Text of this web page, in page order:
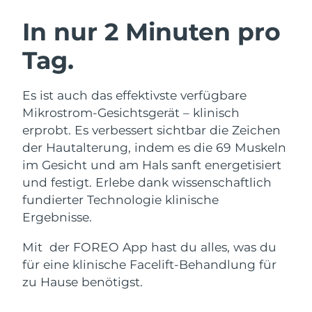
In nur 2 Minuten pro
Tag.
Es ist auch das effektivste verfügbare
Mikrostrom-Gesichtsgerät – klinisch
erprobt. Es verbessert sichtbar die Zeichen
der Hautalterung, indem es die 69 Muskeln
im Gesicht und am Hals sanft energetisiert
und festigt. Erlebe dank wissenschaftlich
fundierter Technologie klinische
Ergebnisse.
Mit der FOREO App hast du alles, was du
für eine klinische Facelift-Behandlung für
zu Hause benötigst.
LUNA™ 4 Set
Anti-aging massage
LUNA™ 4 Plus
Massage, LED heating
LUNA™ 4 Men
For men, anti-aging massage
BEAR™ 2 Set
Microcurrent toning
BEAR™ 2 go
Microcurrent toning on-the-go
BEAR™ 2 eyes & lips
Microcurrent line smoothing device
Hydratisierung
UFO™ 3 Set
Deep facial hydration
UFO™ 3 LED
Near-infrared and red light therapy
device
Mundpflege
issa™ 4
Hybrid silicone sonic toothbrush
issa™ 4 plus
Smart hybrid silicone sonic toothbrush
FAQ™ ANTI-AGING-BEHANDLUNG
Anti-aging
NEW
Österreich Erwartete Lieferung 8/10/26
Bahrain
Belgien Erwartete Lieferung
Bermuda Erwartete Lieferung8/16/26
Bosnien und
Herzegowina
Erwartete Lieferung
Brunei Darussalam
Bulgarien Erwartete Lieferung8/10/26
Kanada